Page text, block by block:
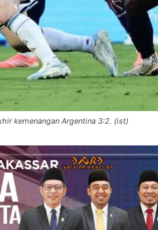
kemenangan Argentina 3:2. (ist)